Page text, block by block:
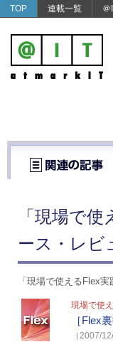
TOP 連載一覧 ＠
「現場で
ース・レビ
「現場で使えるFlex
現場で使
［Flex
（2007/